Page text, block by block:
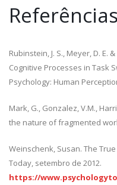
Referências
Rubinstein, J. S., Meyer, D. E.
Cognitive Processes in Task
Psychology: Human
Mark, G., Gonzalez, V.M.,
the nature of fragmented
Weinschenk, Susan. The
Today, setembro de 2012.
https://